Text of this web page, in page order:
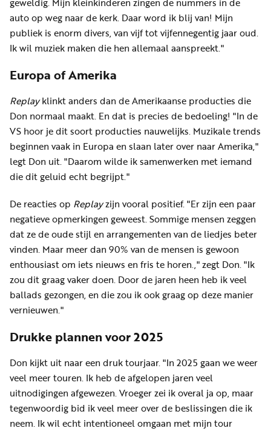
auto op weg naar de kerk. Daar word ik blij van! Mijn
publiek is enorm divers, van vijf tot vijfennegentig jaar oud.
Ik wil muziek maken die hen allemaal aanspreekt."
Europa of Amerika
Replayklinkt anders dan de Amerikaanse producties die
Don normaal maakt. En dat is precies de bedoeling! "In de
VS hoor je dit soort producties nauwelijks. Muzikale trends
beginnen vaak in Europa en slaan later over naar Amerika,"
legt Don uit. "Daarom wilde ik samenwerken met iemand
die dit geluid echt begrijpt."
De reacties op Replayzijn vooral positief. "Er zijn een paar
negatieve opmerkingen geweest. Sommige mensen zeggen
dat ze de oude stijl en arrangementen van de liedjes beter
vinden. Maar meer dan 90% van de mensen is gewoon
enthousiast om iets nieuws en fris te horen.," zegt Don. "Ik
zou dit graag vaker doen. Door de jaren heen heb ik veel
ballads gezongen, en die zou ik ook graag op deze manier
vernieuwen."
Drukke plannen voor 2025
Don kijkt uit naar een druk tourjaar. "In 2025 gaan we weer
veel meer touren. Ik heb de afgelopen jaren veel
uitnodigingen afgewezen. Vroeger zei ik overal ja op, maar
tegenwoordig bid ik veel meer over de beslissingen die ik
neem. Ik wil echt intentioneel omgaan met mijn tour